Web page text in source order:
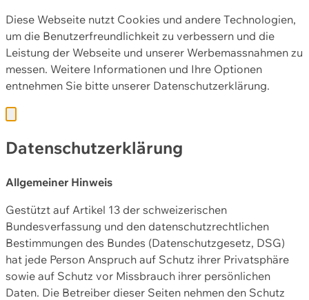
Diese Webseite nutzt Cookies und andere Technologien,
um die Benutzerfreundlichkeit zu verbessern und die
Leistung der Webseite und unserer Werbemassnahmen zu
messen. Weitere Informationen und Ihre Optionen
entnehmen Sie bitte unserer Datenschutzerklärung.
Datenschutzerklärung
Allgemeiner Hinweis
Gestützt auf Artikel 13 der schweizerischen
Bundesverfassung und den datenschutzrechtlichen
Bestimmungen des Bundes (Datenschutzgesetz, DSG)
hat jede Person Anspruch auf Schutz ihrer Privatsphäre
sowie auf Schutz vor Missbrauch ihrer persönlichen
Daten. Die Betreiber dieser Seiten nehmen den Schutz